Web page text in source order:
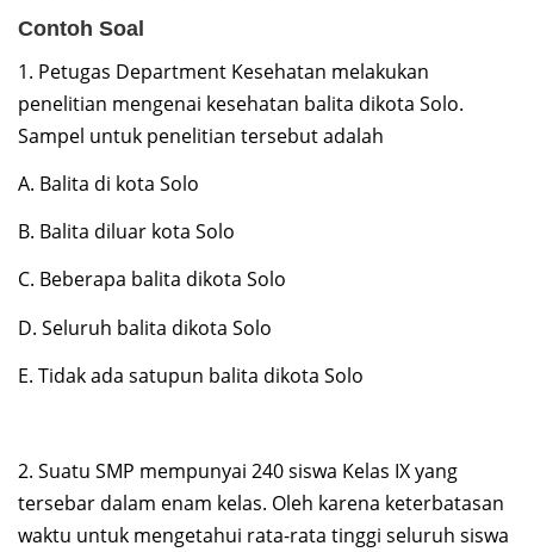
Contoh Soal
1. Petugas Department Kesehatan melakukan
penelitian mengenai kesehatan balita dikota Solo.
Sampel untuk penelitian tersebut adalah
A. Balita di kota Solo
B. Balita diluar kota Solo
C. Beberapa balita dikota Solo
D. Seluruh balita dikota Solo
E. Tidak ada satupun balita dikota Solo
2. Suatu SMP mempunyai 240 siswa Kelas IX yang
tersebar dalam enam kelas. Oleh karena keterbatasan
waktu untuk mengetahui rata-rata tinggi seluruh siswa